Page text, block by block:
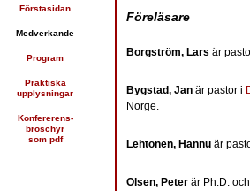
Förstasidan
Medverkande
Program
Praktiska
upplysningar
Konfererens-
broschyr
som pdf
Föreläsare
Borgström, Lars är
Bygstad, Jan är pastor i
Norge.
Lehtonen, Hannu är
Olsen, Peter är Ph.D.